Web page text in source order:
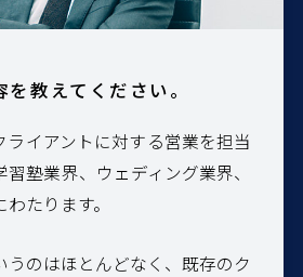
教えてください。
ライアントに対する営業を担当
塾業界、ウェディング業界、
たります。
うのはほとんどなく、既存のク